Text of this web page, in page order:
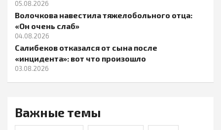
05.08.2026
Волочкова навестила тяжелобольного отца:
«Он очень слаб»
04.08.2026
Салибеков отказался от сына после
«инцидента»: вот что произошло
03.08.2026
Важные темы